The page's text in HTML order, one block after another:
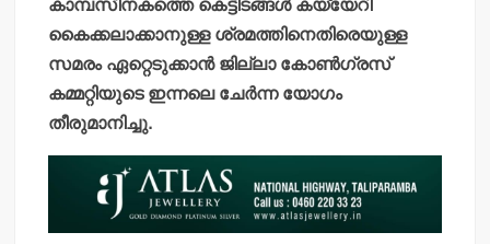
കാമ്പസിനകത്തെ കെട്ടിടങ്ങള്‍ കയ്യേറി
കൈക്കലാക്കാനുള്ള ശ്രമത്തിനെതിരെയുള്ള
സമരം ഏറ്റെടുക്കാന്‍ ജില്ലാ കോണ്‍ഗ്രസ്
കമ്മറ്റിയുടെ ഇന്നലെ ചേര്‍ന്ന യോഗം
തീരുമാനിച്ചു.